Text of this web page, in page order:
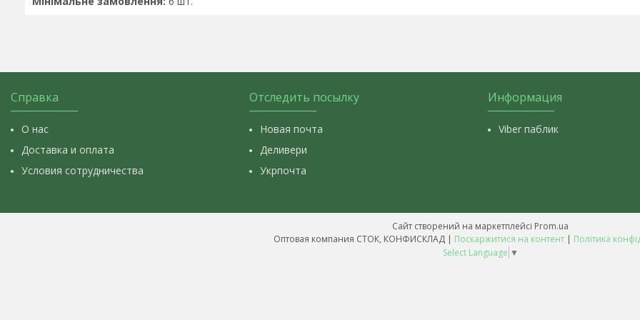
Справка
О нас
Доставка и оплата
Условия сотрудничества
Отследить посылку
Новая почта
Деливери
Укрпочта
Информация
Viber паблик
Сайт створений на маркетплейсі Prom.ua
Оптовая компания СТОК, КОНФИСКЛАД | Поскаржитися на контент | Політика
Select Language ▼